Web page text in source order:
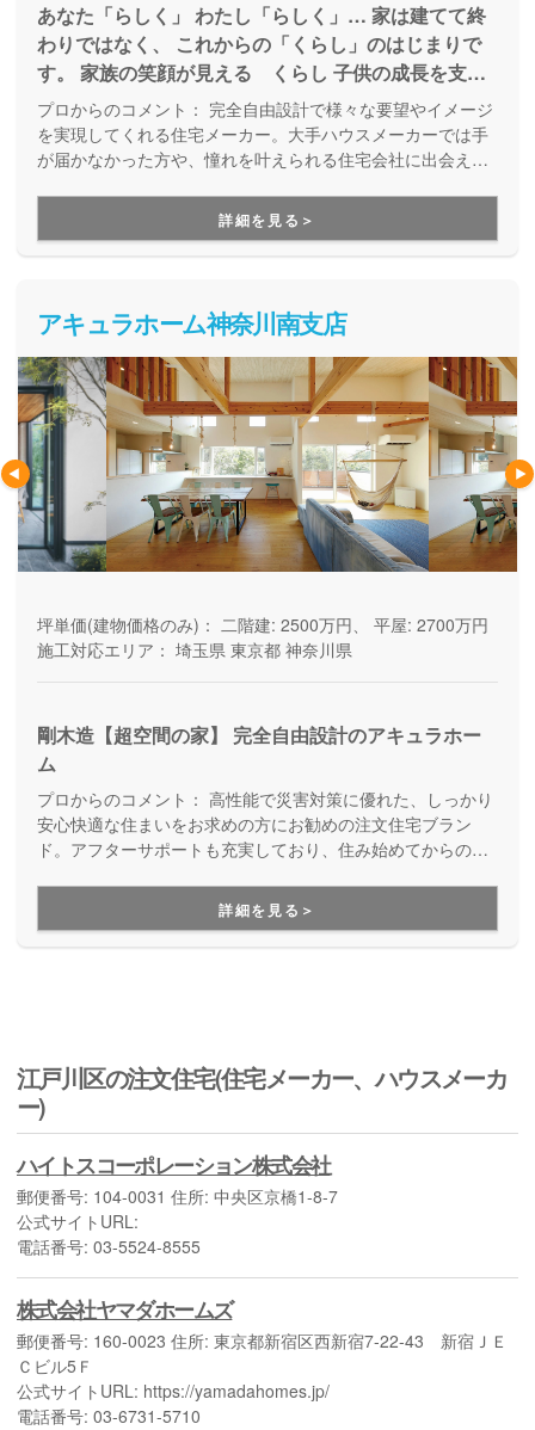
あなた「らしく」 わたし「らしく」… 家は建てて終
わりではなく、 これからの「くらし」のはじまりで
す。 家族の笑顔が見える くらし 子供の成長を支え
る くらし ペットとのたのしい くらし… それぞれ
理想のくらしがあると思います。 その「くらす」こ
とについて、わたしたちは一緒に寄り添い考えていき
お手伝いしていきます。
プロからのコメント： 完全自由設計で様々な要望やイメージ
を実現してくれる住宅メーカー。大手ハウスメーカーでは手
が届かなかった方や、憧れを叶えられる住宅会社に出会えな
ォームにも対応しています。「こんな家が建てたい！」「こ
んな暮らしがしたい！」という思いに寄り添い、設計士さん
と二人三脚で楽しめる家づくりです。
詳細を見る＞
アキュラホーム神奈川南支店
坪単価(建物価格のみ)： 二階建: 2500万円、 平屋: 2700万円
施工対応エリア： 埼玉県 東京都 神奈川県
剛木造【超空間の家】 完全自由設計のアキュラホー
ム
プロからのコメント： 高性能で災害対策に優れた、しっかり
安心快適な住まいをお求めの方にお勧めの注文住宅ブラン
ド。アフターサポートも充実しており、住み始めてからの暮
詳細を見る＞
江戸川区の注文住宅(住宅メーカー、ハウスメーカ
ー)
ハイトスコーポレーション株式会社
郵便番号: 104-0031 住所: 中央区京橋1-8-7
公式サイトURL:
電話番号: 03-5524-8555
株式会社ヤマダホームズ
郵便番号: 160-0023 住所: 東京都新宿区西新宿7-22-43 新宿ＪＥ
Ｃビル5Ｆ
公式サイトURL: https://yamadahomes.jp/
電話番号: 03-6731-5710